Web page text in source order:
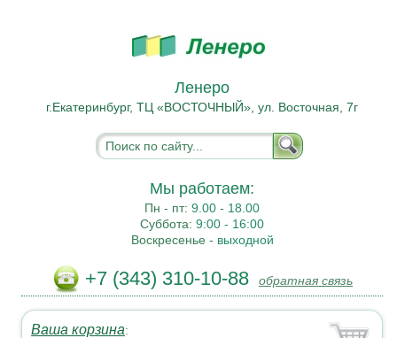
Ленеро
г.Екатеринбург, ТЦ «ВОСТОЧНЫЙ», ул. Восточная, 7г
Мы работаем:
Пн - пт:9.00 - 18.00
Суббота:9:00 - 16:00
Воскресенье - выходной
+7 (343) 310-10-88 обратная связь
Ваша корзина: